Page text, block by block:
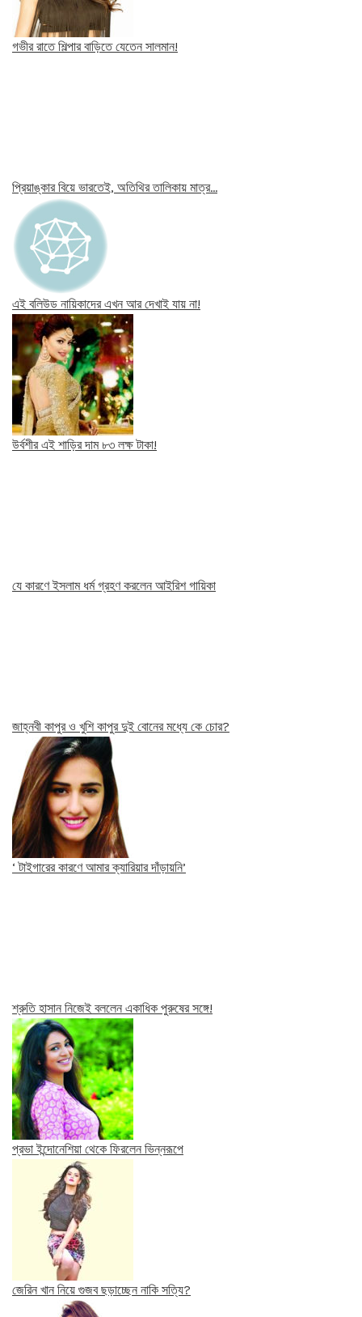
গভীর রাতে শিল্পার বাড়িতে যেতেন সালমান!
প্রিয়াঙ্কার বিয়ে ভারতেই, অতিথির তালিকায় মাত্র…
এই বলিউড নায়িকাদের এখন আর দেখাই যায় না!
উর্বশীর এই শাড়ির দাম ৮৩ লক্ষ টাকা!
যে কারণে ইসলাম ধর্ম গ্রহণ করলেন আইরিশ গায়িকা
জাহ্নবী কাপুর ও খুশি কাপুর দুই বোনের মধ্যে কে চোর?
‘ টাইগারের কারণে আমার ক্যারিয়ার দাঁড়ায়নি’
শ্রুতি হাসান নিজেই বললেন একাধিক পুরুষের সঙ্গে!
প্রভা ইন্দোনেশিয়া থেকে ফিরলেন ভিন্নরূপে
জেরিন খান নিয়ে গুজব ছড়াচ্ছেন নাকি সত্যি?